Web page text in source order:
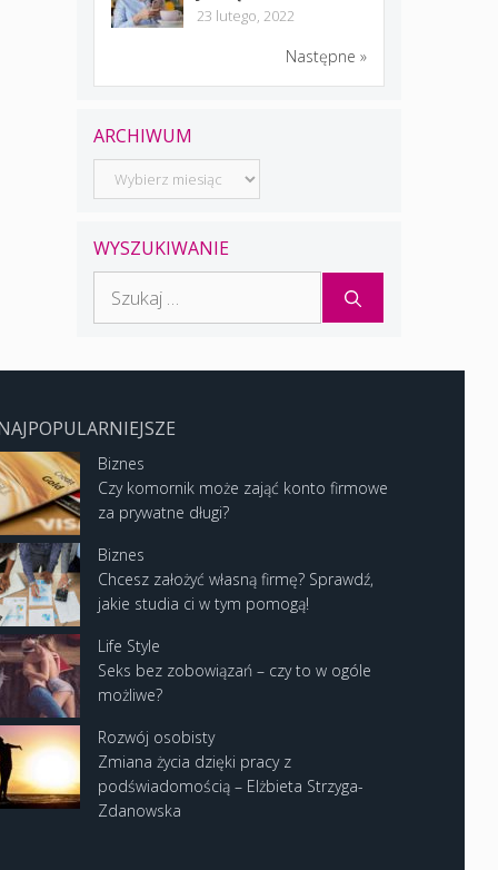
23 lutego, 2022
Następne »
ARCHIWUM
Archiwum
WYSZUKIWANIE
Biznes
Czy komornik może zająć konto firmowe
za prywatne długi?
Biznes
Chcesz założyć własną firmę? Sprawdź,
jakie studia ci w tym pomogą!
Life Style
Seks bez zobowiązań – czy to w ogóle
możliwe?
Rozwój osobisty
Zmiana życia dzięki pracy z
podświadomością – Elżbieta Strzyga-
Zdanowska